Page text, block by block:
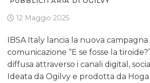
12 Maggio 2025
IBSA Italy lancia la nuova campagna
comunicazione “E se fosse la
diffusa attraverso i canali digital,
Ideata da Ogilvy e prodotta da